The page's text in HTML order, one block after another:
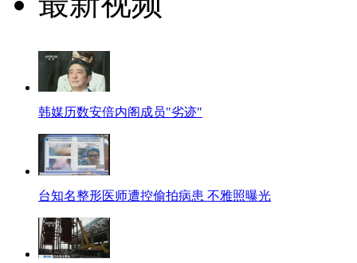
韩媒历数安倍内阁成员"劣迹"
台知名整形医师遭控偷拍病患 不雅照曝光